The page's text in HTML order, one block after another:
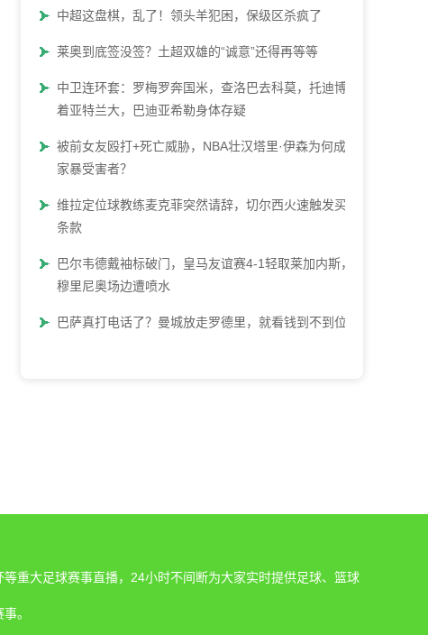
中超这盘棋，乱了！领头羊犯困，保级区杀疯了
莱奥到底签没签？土超双雄的“诚意”还得再等等
中卫连环套：罗梅罗奔国米，查洛巴去科莫，托迪博瞄
着亚特兰大，巴迪亚希勒身体存疑
被前女友殴打+死亡威胁，NBA壮汉塔里·伊森为何成了
家暴受害者？
维拉定位球教练麦克菲突然请辞，切尔西火速触发买断
条款
巴尔韦德戴袖标破门，皇马友谊赛4-1轻取莱加内斯，
穆里尼奥场边遭喷水
巴萨真打电话了？曼城放走罗德里，就看钱到不到位
重大足球赛事直播，24小时不间断为大家实时提供足球、篮球
。